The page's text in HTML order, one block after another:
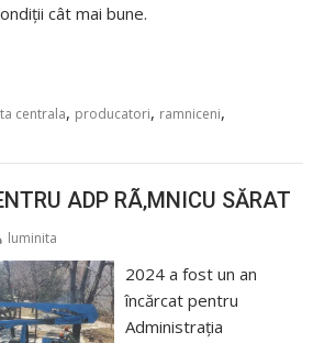
cât mai bune.
centrala, producatori, ramniceni,
ADP RÃ‚MNICU SĂRAT
luminita
2024 a fost un an
încărcat pentru
Administrația